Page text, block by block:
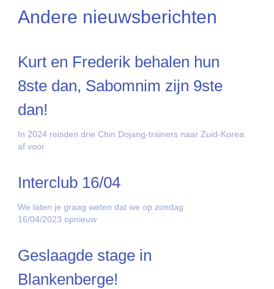
Andere nieuwsberichten
Kurt en Frederik behalen hun
8ste dan, Sabomnim zijn 9ste
dan!
In 2024 reisden drie Chin Dojang-trainers naar Zuid-Korea
af voor
Interclub 16/04
We laten je graag weten dat we op zondag
16/04/2023 opnieuw
Geslaagde stage in
Blankenberge!